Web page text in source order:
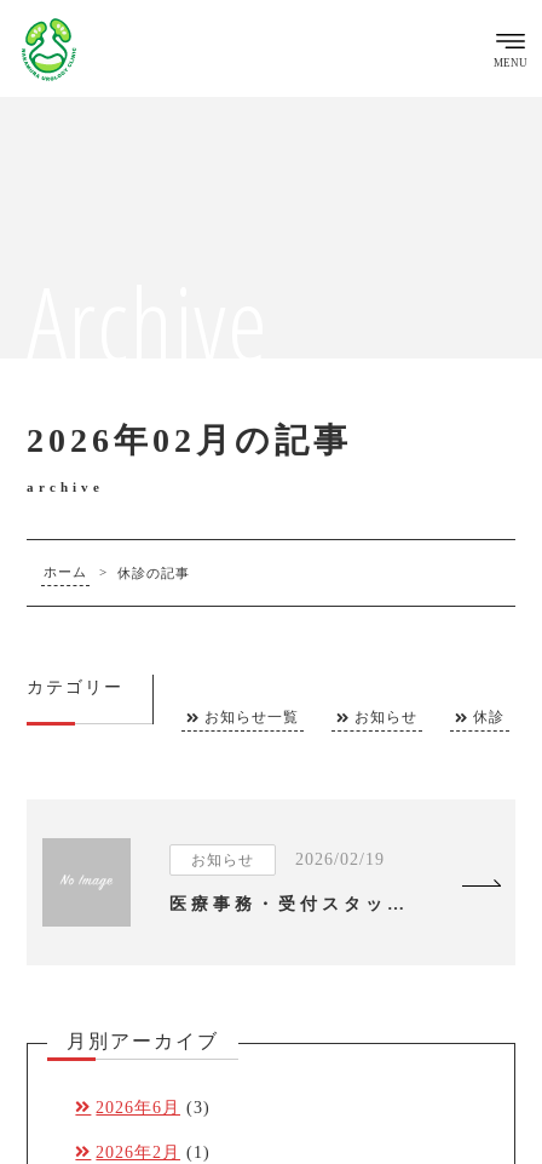
MENU
2026年02月の記事
archive
ホーム > 休診の記事
カテゴリー
お知らせ一覧 お知らせ 休診
お知らせ 2026/02/19
医療事務・受付スタッフ募集のお知らせ
月別アーカイブ
2026年6月 (3)
2026年2月 (1)